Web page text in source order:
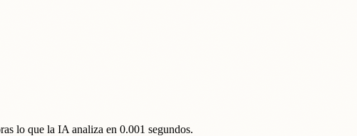
lo que la IA analiza en 0.001 segundos.